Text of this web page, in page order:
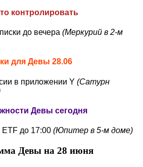
контролировать
до вечера (Меркурий в 2-м
для Девы 28.06
в приложении Y (Сатурн
Девы сегодня
ETF до 17:00 (Юпитер в 5-м доме)
Девы на 28 июня